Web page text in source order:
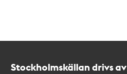
Stockholmskällan drivs av